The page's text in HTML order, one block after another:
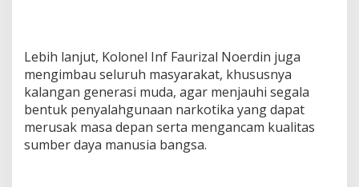
Lebih lanjut, Kolonel Inf Faurizal Noerdin juga
mengimbau seluruh masyarakat, khususnya
kalangan generasi muda, agar menjauhi segala
bentuk penyalahgunaan narkotika yang dapat
merusak masa depan serta mengancam kualitas
sumber daya manusia bangsa.